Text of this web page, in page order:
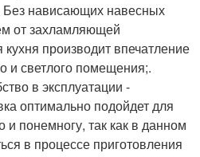
Без нависающих навесных
от захламляющей
производит впечатление
и светлого помещения;.
в эксплуатации -
оптимально подойдет для
и понемногу, так как в данном
в процессе приготовления